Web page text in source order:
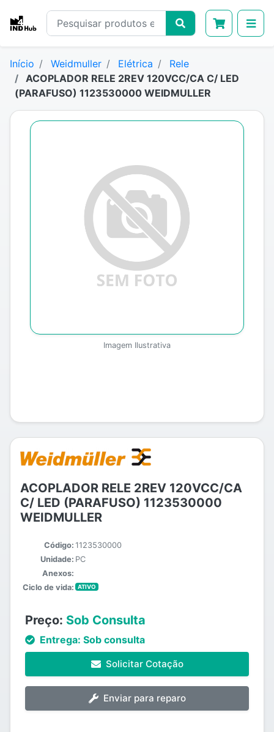
Início Weidmuller Elétrica
Rele
ACOPLADOR RELE 2REV 120VCC/CA C/ LED
(PARAFUSO) 1123530000 WEIDMULLER
Imagem Ilustrativa
ACOPLADOR RELE 2REV 120VCC/CA
C/ LED (PARAFUSO) 1123530000
WEIDMULLER
Código: 1123530000
Unidade: PC
Anexos:
Ciclo de vida:
ATIVO
Preço: Sob Consulta
Entrega: Sob consulta
Solicitar Cotação
Enviar para reparo